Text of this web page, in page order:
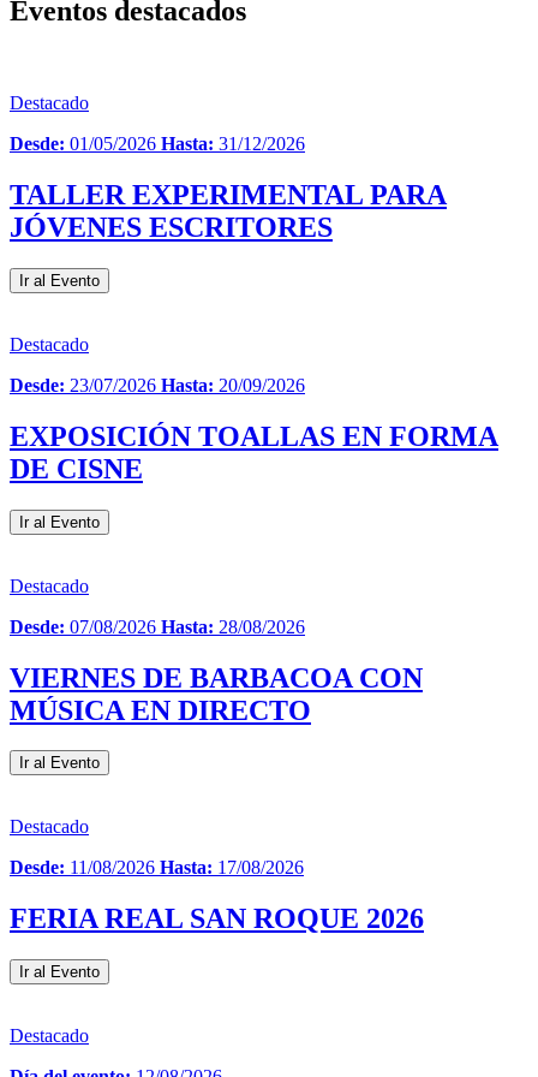
Eventos destacados
Destacado
Desde: 01/05/2026 Hasta: 31/12/2026
TALLER EXPERIMENTAL PARA
JÓVENES ESCRITORES
Ir al Evento
Destacado
Desde: 23/07/2026 Hasta: 20/09/2026
EXPOSICIÓN TOALLAS EN FORMA
DE CISNE
Ir al Evento
Destacado
Desde: 07/08/2026 Hasta: 28/08/2026
VIERNES DE BARBACOA CON
MÚSICA EN DIRECTO
Ir al Evento
Destacado
Desde: 11/08/2026 Hasta: 17/08/2026
FERIA REAL SAN ROQUE 2026
Ir al Evento
Destacado